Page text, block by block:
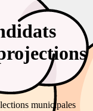
municipales